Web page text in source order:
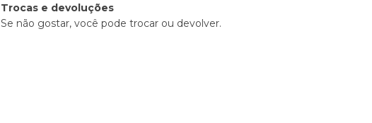
Trocas e devoluções
Se não gostar, você pode trocar ou devolver.